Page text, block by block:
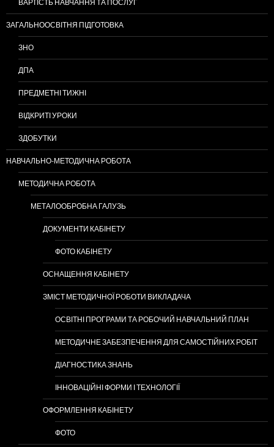
ВАРТІСТЬ НАВЧАННЯ ТА ПОСЛУГ
ЗАГАЛЬНООСВІТНЯ ПІДГОТОВКА
ЗНО
ДПА
ПРЕДМЕТНІ ТИЖНІ
ВІДКРИТІ УРОКИ
ЗДОБУТКИ
НАВЧАЛЬНО-МЕТОДИЧНА РОБОТА
МЕТОДИЧНА РОБОТА
МЕТАЛООБРОБНА ГАЛУЗЬ
ДОКУМЕНТИ КАБІНЕТУ
ФОТО КАБІНЕТУ
ОСНАЩЕННЯ КАБІНЕТУ
ЗМІСТ МЕТОДИЧНОЇ РОБОТИ ВИКЛАДАЧА
ОСВІТНІ ПРОГРАМИ ТА РОБОЧИЙ НАВЧАЛЬНИЙ ПЛАН
МЕТОДИЧНЕ ЗАБЕЗПЕЧЕННЯ ДЛЯ САМОСТІЙНИХ РОБІТ
ДІАГНОСТИКА ЗНАНЬ
ІННОВАЦІЙНІ ФОРМИ І ТЕХНОЛОГІЇ
ОФОРМЛЕННЯ КАБІНЕТУ
ФОТО